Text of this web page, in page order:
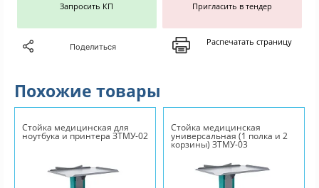
Запросить КП Пригласить в тендер
Поделиться Распечатать страницу
Похожие товары
Стойка медицинская для
ноутбука и принтера ЗТМУ-02
Стойка медицинская
универсальная (1 полка и 2
корзины) ЗТМУ-03